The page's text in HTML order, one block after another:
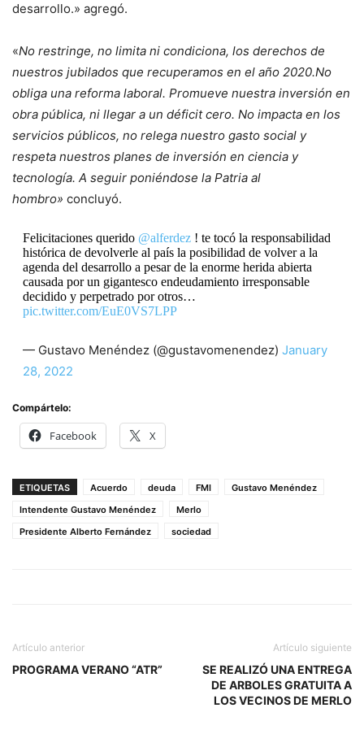
desarrollo.» agregó.
«No restringe, no limita ni condiciona, los derechos de
nuestros jubilados que recuperamos en el año 2020.No
obliga una reforma laboral. Promueve nuestra inversión en
obra pública, ni llegar a un déficit cero. No impacta en los
servicios públicos, no relega nuestro gasto social y
respeta nuestros planes de inversión en ciencia y
tecnología. A seguir poniéndose la Patria al
hombro» concluyó.
Felicitaciones querido ⁦ @alferdez⁩ ! te tocó la responsabilidad
histórica de devolverle al país la posibilidad de volver a la
agenda del desarrollo a pesar de la enorme herida abierta
causada por un gigantesco endeudamiento irresponsable
decidido y perpetrado por otros…
pic.twitter.com/EuE0VS7LPP
— Gustavo Menéndez (@gustavomenendez) January
28, 2022
Compártelo:
Facebook X
ETIQUETAS Acuerdo deuda FMI
Gustavo Menéndez
Intendente Gustavo Menéndez
Merlo
Presidente Alberto Fernández
sociedad
Artículo anterior
PROGRAMA VERANO “ATR”
Artículo siguiente
SE REALIZÓ UNA ENTREGA
DE ARBOLES GRATUITA A
LOS VECINOS DE MERLO